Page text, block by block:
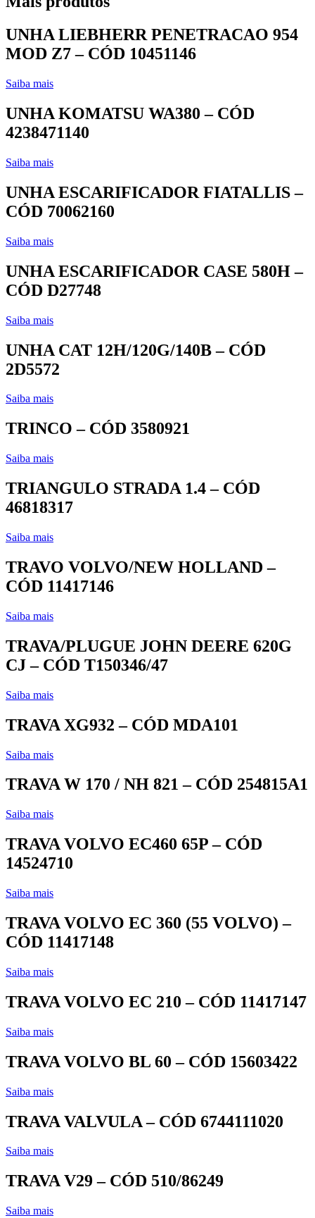
UNHA LIEBHERR PENETRACAO 954
MOD Z7 – CÓD 10451146
Saiba mais
UNHA KOMATSU WA380 – CÓD
4238471140
Saiba mais
UNHA ESCARIFICADOR FIATALLIS –
CÓD 70062160
Saiba mais
UNHA ESCARIFICADOR CASE 580H –
CÓD D27748
Saiba mais
UNHA CAT 12H/120G/140B – CÓD
2D5572
Saiba mais
TRINCO – CÓD 3580921
Saiba mais
TRIANGULO STRADA 1.4 – CÓD
46818317
Saiba mais
TRAVO VOLVO/NEW HOLLAND –
CÓD 11417146
Saiba mais
TRAVA/PLUGUE JOHN DEERE 620G
CJ – CÓD T150346/47
Saiba mais
TRAVA XG932 – CÓD MDA101
Saiba mais
TRAVA W 170 / NH 821 – CÓD 254815A1
Saiba mais
TRAVA VOLVO EC460 65P – CÓD
14524710
Saiba mais
TRAVA VOLVO EC 360 (55 VOLVO) –
CÓD 11417148
Saiba mais
TRAVA VOLVO EC 210 – CÓD 11417147
Saiba mais
TRAVA VOLVO BL 60 – CÓD 15603422
Saiba mais
TRAVA VALVULA – CÓD 6744111020
Saiba mais
TRAVA V29 – CÓD 510/86249
Saiba mais